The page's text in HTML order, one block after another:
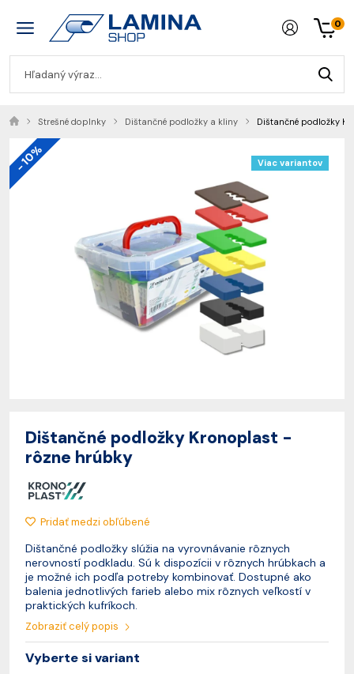
0
Strešné doplnky Dištančné podložky a kliny Dištančné podložky
- 10% Viac variantov
Dištančné podložky Kronoplast -
rôzne hrúbky
Pridať medzi obľúbené
Dištančné podložky slúžia na vyrovnávanie rôznych
nerovností podkladu. Sú k dispozícii v rôznych hrúbkach a
je možné ich podľa potreby kombinovať. Dostupné ako
balenia jednotlivých farieb alebo mix rôznych veľkostí v
praktických kufríkoch.
Zobraziť celý popis
Vyberte si variant